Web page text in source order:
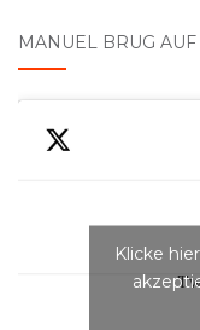
MANUEL BRUG AUF
Klicke